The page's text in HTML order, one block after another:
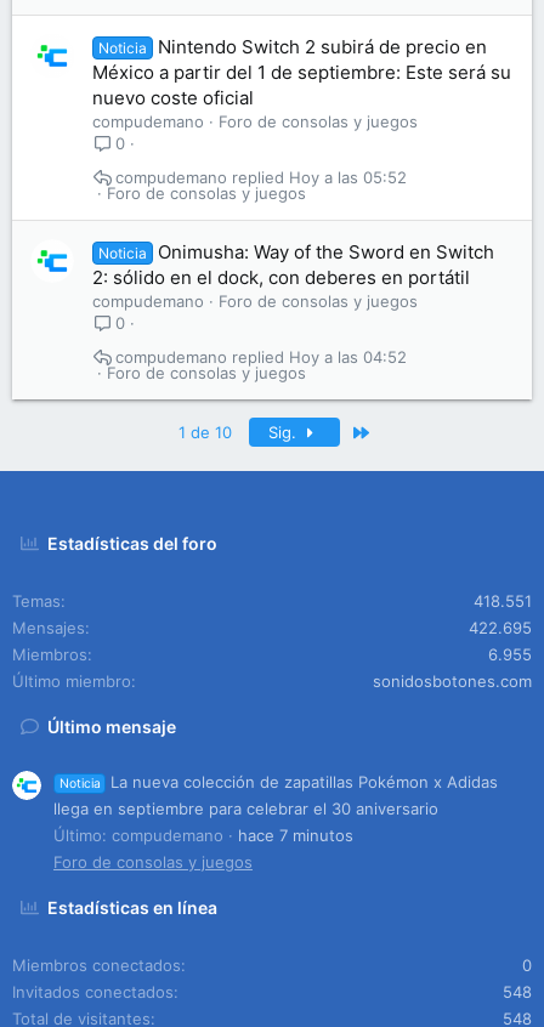
Noticia
Nintendo Switch 2 subirá de precio en
México a partir del 1 de septiembre: Este será su
nuevo coste oficial
compudemano
Foro de consolas y juegos
0
Foro de consolas y juegos
Hoy a las 05:52
compudemano
Noticia
Onimusha: Way of the Sword en Switch
2: sólido en el dock, con deberes en portátil
compudemano
Foro de consolas y juegos
0
Foro de consolas y juegos
Hoy a las 04:52
compudemano
1 de 10 Sig.
Estadísticas del foro
Temas
418.551
Mensajes
422.695
Miembros
6.955
Último miembro
sonidosbotones.com
Último mensaje
Noticia
La nueva colección de zapatillas Pokémon x Adidas
llega en septiembre para celebrar el 30 aniversario
Último: compudemano
hace 7 minutos
Foro de consolas y juegos
Estadísticas en línea
Miembros conectados
0
Invitados conectados
548
Total de visitantes
548